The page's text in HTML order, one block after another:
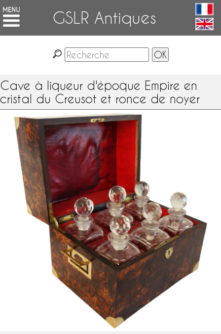
GSLR Antiques
Cave à liqueur d'époque Empire en
cristal du Creusot et ronce de noyer